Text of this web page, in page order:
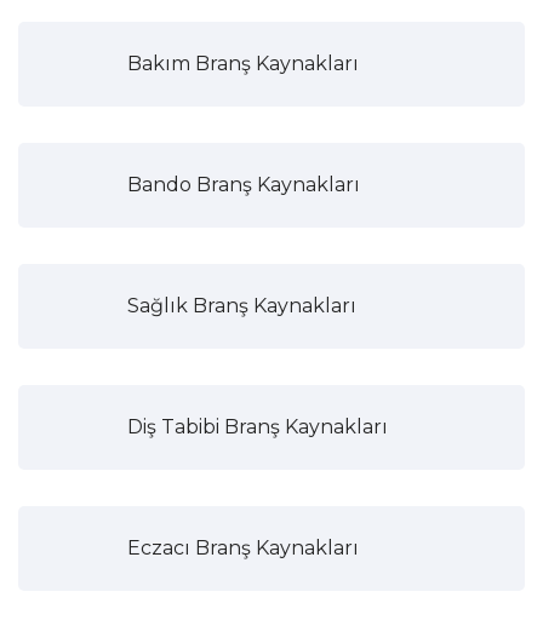
Bakım Branş Kaynakları
Bando Branş Kaynakları
Sağlık Branş Kaynakları
Diş Tabibi Branş Kaynakları
Eczacı Branş Kaynakları